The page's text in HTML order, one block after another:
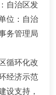
自治区发
位：自治
务管理局
循环化改
经济示范
设支持，